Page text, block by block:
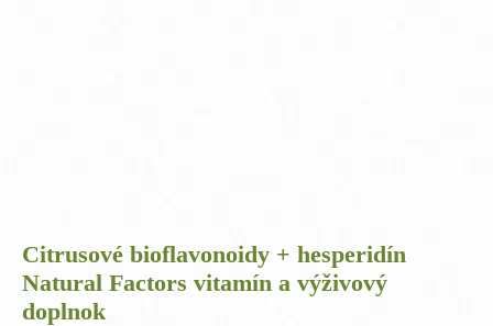
Citrusové bioflavonoidy + hesperidín
Natural Factors vitamín a výživový
doplnok